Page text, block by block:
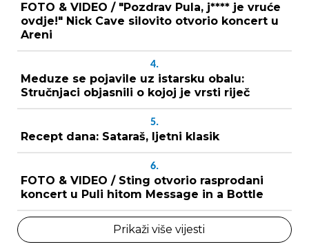
FOTO & VIDEO / "Pozdrav Pula, j**** je vruće
ovdje!" Nick Cave silovito otvorio koncert u
Areni
4.
Meduze se pojavile uz istarsku obalu:
Stručnjaci objasnili o kojoj je vrsti riječ
5.
Recept dana: Sataraš, ljetni klasik
6.
FOTO & VIDEO / Sting otvorio rasprodani
koncert u Puli hitom Message in a Bottle
Prikaži više vijesti